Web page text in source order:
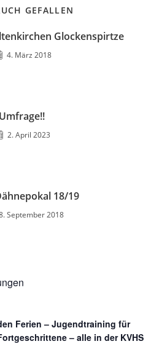
GEFALLEN
Glockenspirtze
4. März 2018
Umfrage!!
2. April 2023
18/19
September 2018
Ferien – Jugendtraining für
– alle in der KVHS